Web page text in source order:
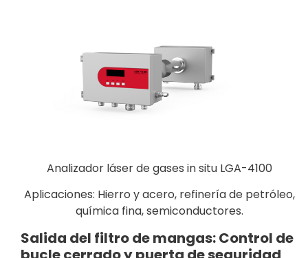
Analizador láser de gases in situ LGA-4100
Aplicaciones: Hierro y acero, refinería de petróleo,
química fina, semiconductores.
Salida del filtro de mangas: Control de